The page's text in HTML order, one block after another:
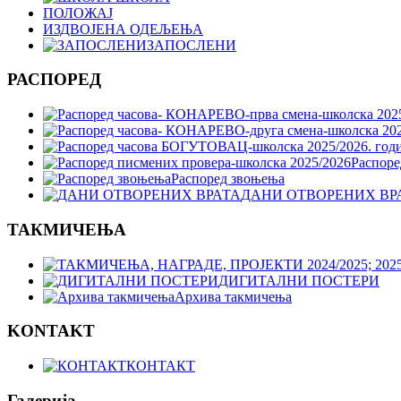
ПОЛОЖАЈ
ИЗДВОЈЕНА ОДЕЉЕЊА
ЗАПОСЛЕНИ
РАСПОРЕД
Распоред звоњења
ДАНИ ОТВОРЕНИХ
ТАКМИЧЕЊА
ДИГИТАЛНИ ПОСТЕРИ
Архива такмичења
KONTAKT
КОНТАКТ